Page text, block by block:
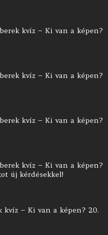
kvíz – Ki van a képen?
kvíz – Ki van a képen?
kvíz – Ki van a képen?
kvíz – Ki van a képen?
új kérdésekkel!
kvíz – Ki van a képen? 20.